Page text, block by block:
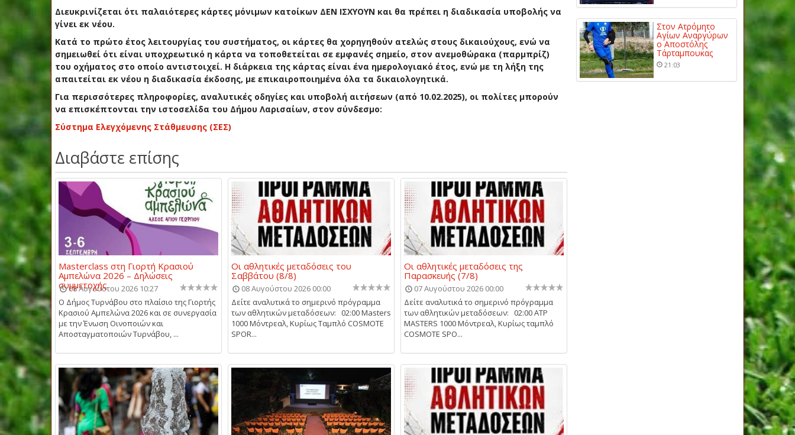
Διευκρινίζεται ότι παλαιότερες κάρτες μόνιμων κατοίκων ΔΕΝ ΙΣΧΥΟΥΝ και θα πρέπει η διαδικασία υποβολής να
γίνει εκ νέου.
Κατά το πρώτο έτος λειτουργίας του συστήματος, οι κάρτες θα χορηγηθούν ατελώς στους δικαιούχους, ενώ να
σημειωθεί ότι είναι υποχρεωτικό η κάρτα να τοποθετείται σε εμφανές σημείο, στον ανεμοθώρακα (παρμπρίζ)
του οχήματος στο οποίο αντιστοιχεί. Η διάρκεια της κάρτας είναι ένα ημερολογιακό έτος, ενώ με τη λήξη της
απαιτείται εκ νέου η διαδικασία έκδοσης, με επικαιροποιημένα όλα τα δικαιολογητικά.
Για περισσότερες πληροφορίες, αναλυτικές οδηγίες και υποβολή αιτήσεων (από 10.02.2025), οι πολίτες μπορούν
να επισκέπτονται την ιστοσελίδα του Δήμου Λαρισαίων, στον σύνδεσμο:
Σύστημα Ελεγχόμενης Στάθμευσης (ΣΕΣ)
Διαβάστε επίσης
Masterclass στη Γιορτή Κρασιού
Αμπελώνα 2026 – Δηλώσεις
συμμετοχής
08 Αυγούστου 2026 10:27
Ο Δήμος Τυρνάβου στο πλαίσιο της Γιορτής
Κρασιού Αμπελώνα 2026 και σε συνεργασία
με την Ένωση Οινοποιών και
Αποσταγματοποιών Τυρνάβου, ...
Οι αθλητικές μεταδόσεις του
Σαββάτου (8/8)
08 Αυγούστου 2026 00:00
Δείτε αναλυτικά το σημερινό πρόγραμμα
των αθλητικών μεταδόσεων: 02:00 Masters
1000 Μόντρεαλ, Κυρίως Ταμπλό COSMOTE
SPOR...
Οι αθλητικές μεταδόσεις της
Παρασκευής (7/8)
07 Αυγούστου 2026 00:00
Δείτε αναλυτικά το σημερινό πρόγραμμα
των αθλητικών μεταδόσεων: 02:00 ATP
MASTERS 1000 Μόντρεαλ, Κυρίως ταμπλό
COSMOTE SPO...
Στον Ατρόμητο
Αγίων Αναργύρων
ο Αποστόλης
Τάρταμπουκας
21:03